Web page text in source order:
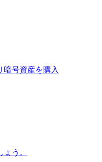
暗号資産を購入
う。